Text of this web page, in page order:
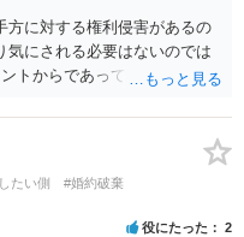
方に対する権利侵害があるの
気にされる必要はないのでは
トからであっても、そこに紐
うな精神的損害が発生したと
がなされる可能性も低いので
たい側
#婚約破棄
役にたった 2